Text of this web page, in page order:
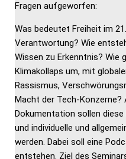
Fragen aufgeworfen:
Was bedeutet Freiheit im
Verantwortung? Wie
Wissen zu Erkenntnis? Wie
Klimakollaps um, mit
Rassismus,
Macht der Tech-Konzerne?
Dokumentation sollen
und individuelle und
werden. Dabei soll eine
entstehen. Ziel des